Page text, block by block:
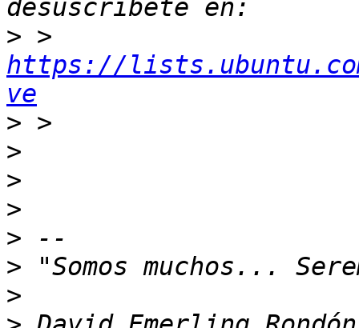
>
https://
ve
>
>
>
>
>
>
>